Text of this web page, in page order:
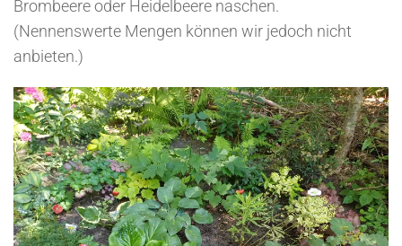
Brombeere oder Heidelbeere naschen.
(Nennenswerte Mengen können wir jedoch nicht
anbieten.)